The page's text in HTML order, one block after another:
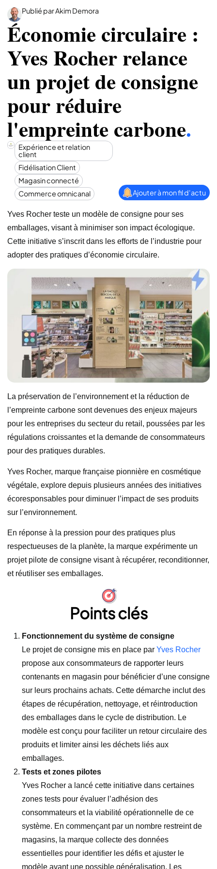
Publié par Akim Demora
Économie circulaire :
Yves Rocher relance
un projet de consigne
pour réduire
l'empreinte carbone.
Expérience et relation
client
Fidélisation Client
Magasin connecté
Commerce omnicanal
Ajouter à mon fil d'actu
Yves Rocher teste un modèle de consigne pour ses
emballages, visant à minimiser son impact écologique.
Cette initiative s’inscrit dans les efforts de l’industrie pour
adopter des pratiques d’économie circulaire.
La préservation de l’environnement et la réduction de
l’empreinte carbone sont devenues des enjeux majeurs
pour les entreprises du secteur du retail, poussées par les
régulations croissantes et la demande de consommateurs
pour des pratiques durables.
Yves Rocher, marque française pionnière en cosmétique
végétale, explore depuis plusieurs années des initiatives
écoresponsables pour diminuer l’impact de ses produits
sur l’environnement.
En réponse à la pression pour des pratiques plus
respectueuses de la planète, la marque expérimente un
projet pilote de consigne visant à récupérer, reconditionner,
et réutiliser ses emballages.
Points clés
Fonctionnement du système de consigne
Le projet de consigne mis en place par Yves Rocher
propose aux consommateurs de rapporter leurs
contenants en magasin pour bénéficier d’une consigne
sur leurs prochains achats. Cette démarche inclut des
étapes de récupération, nettoyage, et réintroduction
des emballages dans le cycle de distribution. Le
modèle est conçu pour faciliter un retour circulaire des
produits et limiter ainsi les déchets liés aux
emballages.
Tests et zones pilotes
Yves Rocher a lancé cette initiative dans certaines
zones tests pour évaluer l’adhésion des
consommateurs et la viabilité opérationnelle de ce
système. En commençant par un nombre restreint de
magasins, la marque collecte des données
essentielles pour identifier les défis et ajuster le
modèle avant une possible généralisation. Les